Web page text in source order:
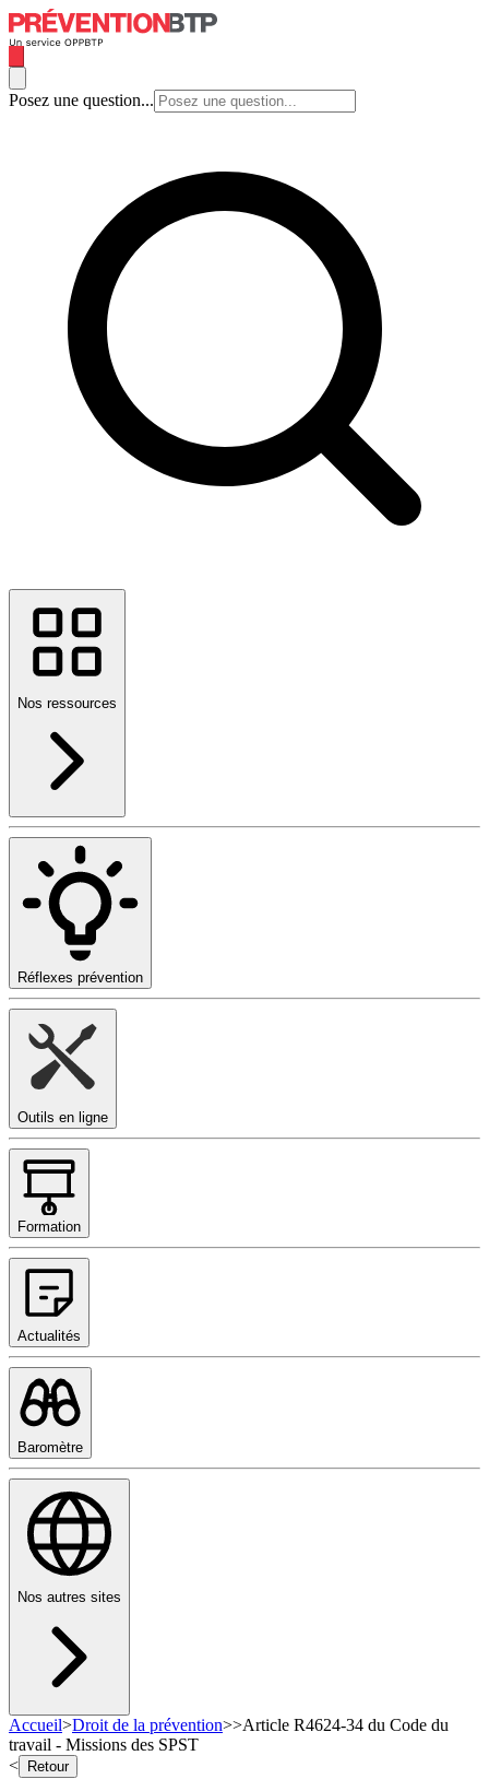
Posez une question...
Nos ressources
Réflexes prévention
Outils en ligne
Formation
Actualités
Baromètre
Nos autres sites
Accueil>Droit de la prévention>>Article R4624-34 du Code du
travail - Missions des SPST
<
Retour